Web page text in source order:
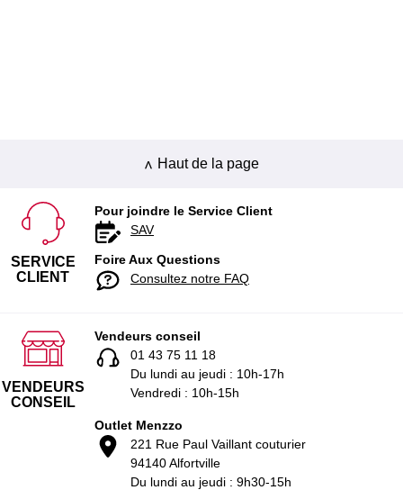
Haut de la page
SERVICE
CLIENT
Pour joindre le Service Client
SAV
Foire Aux Questions
Consultez notre FAQ
VENDEURS
CONSEIL
Vendeurs conseil
01 43 75 11 18
Du lundi au jeudi : 10h-17h
Vendredi : 10h-15h
Outlet Menzzo
221 Rue Paul Vaillant couturier
94140 Alfortville
Du lundi au jeudi : 9h30-15h